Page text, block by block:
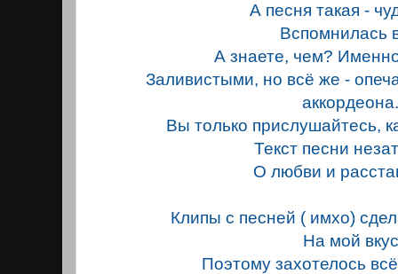
А песня такая -
Вспомнилась
А знаете, чем?
Заливистыми, но всё же -
Вы только прислушайтесь,
Текст песни
О любви и
Клипы с песней ( имхо)
На мой
Поэтому захотелось